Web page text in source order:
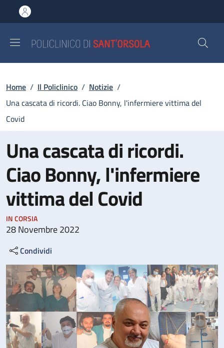
al contenuto principale
to footer content
Briciole di pane
Home / Il Policlinico / Notizie /
Una cascata di ricordi. Ciao Bonny, l'infermiere vittima del
Covid
Una cascata di ricordi.
Ciao Bonny, l'infermiere
vittima del Covid
IN CORSIA
28 Novembre 2022
Condividi